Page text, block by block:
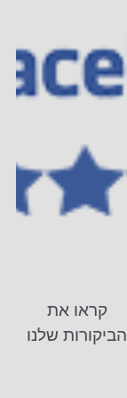
קראו את
הביקורות שלנו